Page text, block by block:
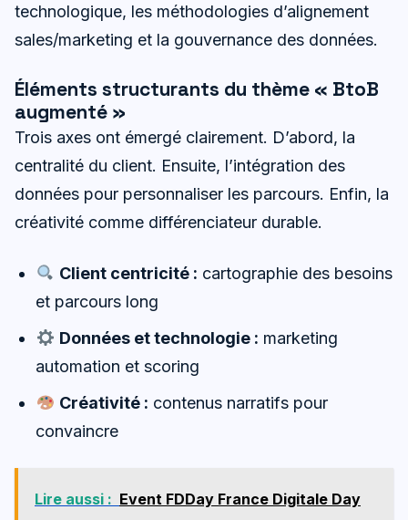
technologique, les méthodologies d’alignement
sales/marketing et la gouvernance des données.
Éléments structurants du thème « BtoB
augmenté »
Trois axes ont émergé clairement. D’abord, la
centralité du client. Ensuite, l’intégration des
données pour personnaliser les parcours. Enfin, la
créativité comme différenciateur durable.
Client centricité : cartographie des besoins
et parcours long
Données et technologie : marketing
automation et scoring
Créativité : contenus narratifs pour
convaincre
Lire aussi : Event FDDay France Digitale Day